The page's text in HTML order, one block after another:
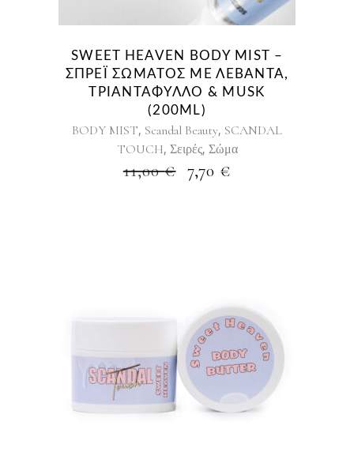
SWEET HEAVEN BODY MIST –
ΣΠΡΈΙ ΣΏΜΑΤΟΣ ΜΕ ΛΕΒΆΝΤΑ,
ΤΡΙΑΝΤΆΦΥΛΛΟ & MUSK
(200ML)
BODY MIST, Scandal Beauty, SCANDAL
TOUCH, Σειρές, Σώμα
11,00€ ORIGINAL
PRICE
7,70 €